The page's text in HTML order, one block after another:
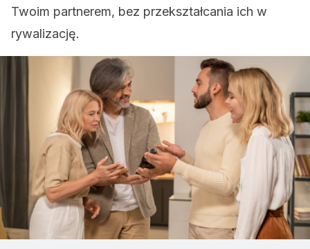
Twoim partnerem, bez przekształcania ich w
rywalizację.